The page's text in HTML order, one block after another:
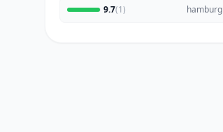
9.7(1) hamburg